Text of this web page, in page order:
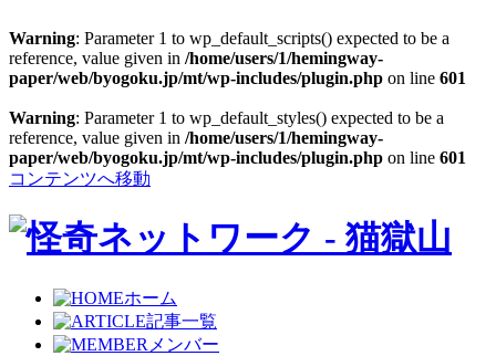
Warning: Parameter 1 to wp_default_scripts() expected to be a
reference, value given in /home/users/1/hemingway-
paper/web/byogoku.jp/mt/wp-includes/plugin.php on line 601
Warning: Parameter 1 to wp_default_styles() expected to be a
reference, value given in /home/users/1/hemingway-
paper/web/byogoku.jp/mt/wp-includes/plugin.php on line 601
コンテンツへ移動
ホーム
記事一覧
メンバー